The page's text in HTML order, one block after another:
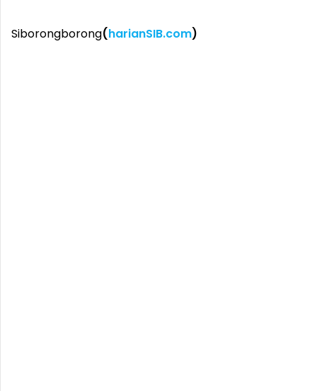
Siborongborong(harianSIB.com)